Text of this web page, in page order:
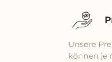
Unsere
können je